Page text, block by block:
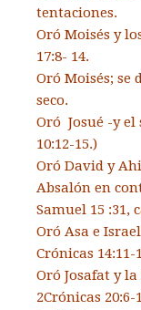
tentaciones.
Oró Moisés y
17:8- 14.
Oró Moisés; se
seco.
Oró Josué -y el
10:12-15.)
Oró David y
Absalón en
Samuel 15 :31,
Oró Asa e
Crónicas 14:11-
Oró Josafat y
2Crónicas 20:6-